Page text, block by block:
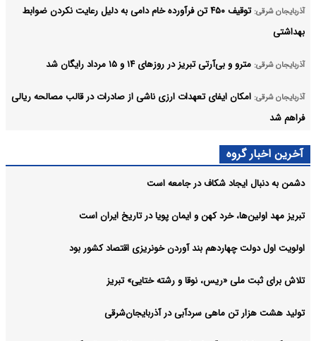
آذربایجان شرقی:
توقیف ۴۵۰ تن فرآورده خام دامی به دلیل رعایت نکردن ضوابط
بهداشتی
آذربایجان شرقی: مترو و بی‌آرتی تبریز در روزهای ۱۴ و ۱۵ مرداد رایگان شد
آذربایجان شرقی: امکان ایفای تعهدات ارزی ناشی از صادرات در قالب مصالحه ریالی
فراهم شد
آذربایجان شرقی: صادرات ۲۰ هزار تن کشمش از بناب
آرشیو
آخرین اخبار گروه
دشمن به دنبال ایجاد شکاف در جامعه است
تبریز مهد اولین‌ها، خرد کهن و ایمان پویا در تاریخ ایران است
اولویت اول دولت چهاردهم بند آوردن خونریزی اقتصاد کشور بود
تلاش برای ثبت ملی «ریس، نوقا و رشته ختایی» تبریز
تولید هشت هزار تن ماهی سردآبی در آذربایجان‌شرقی